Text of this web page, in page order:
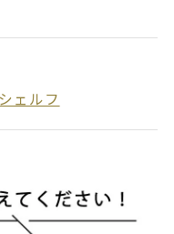
ェルフ